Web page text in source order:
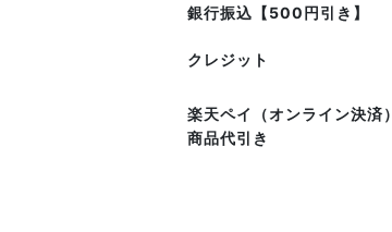
銀行振込【500円引き】
クレジット
楽天ペイ（オンライン決済）
商品代引き